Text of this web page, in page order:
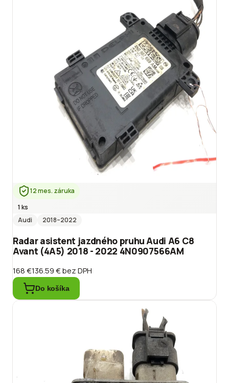
12 mes. záruka
1 ks
Audi
2018–2022
Radar asistent jazdného pruhu Audi A6 C8
Avant (4A5) 2018 - 2022 4N0907566AM
168 €136.59 €bez DPH
Do košíka